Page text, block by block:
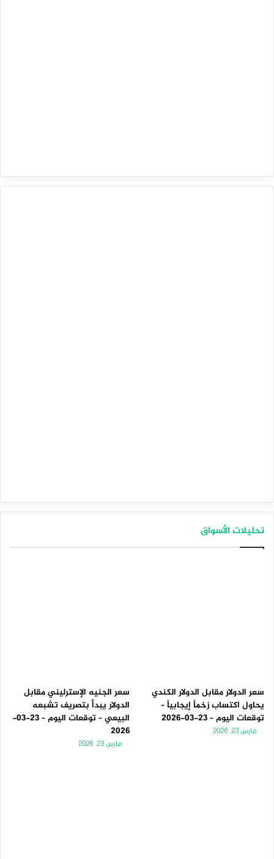
تحليلات الأسواق
سعر الدولار مقابل الدولار الكندي
يحاول اكتساب زخماً إيجابياً –
توقعات اليوم – 23-03-2026
مارس 23, 2026
سعر الجنيه الإسترليني مقابل
الدولار يبدأ بتصريف تشبعه
البيعي – توقعات اليوم – 23-03-
2026
مارس 23, 2026